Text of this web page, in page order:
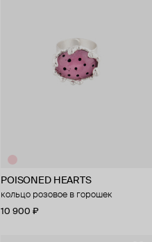
POISONED HEARTS
кольцо розовое в горошек
10 900 ₽